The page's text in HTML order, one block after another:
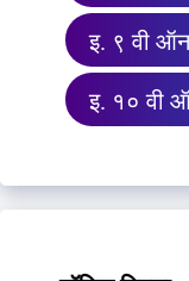
इ. ९ वी
इ. १० वी